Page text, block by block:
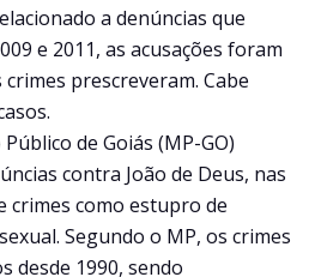
a denúncias que
e 2011, as acusações foram
prescreveram. Cabe
de Goiás (MP-GO)
contra João de Deus, nas
crimes como estupro de
Segundo o MP, os crimes
desde 1990, sendo